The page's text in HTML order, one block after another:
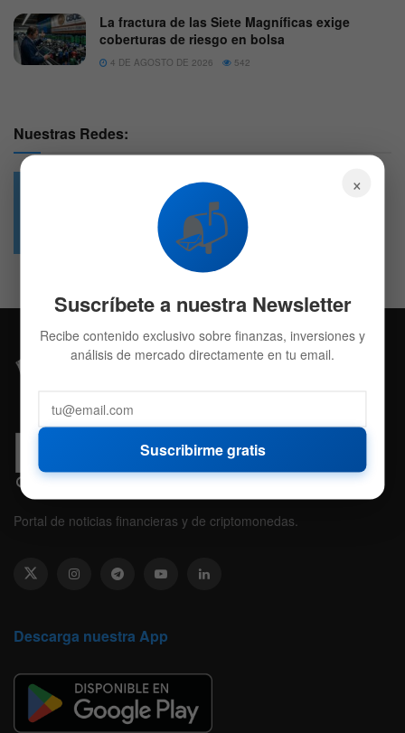
La fractura de las Siete Magníficas exige
coberturas de riesgo en bolsa
4 DE AGOSTO DE 2026 542
Nuestras Redes:
4.7k
Followers
Portal de noticias financieras y de criptomonedas.
Descarga nuestra App
×
📬
Suscríbete a nuestra Newsletter
Recibe contenido exclusivo sobre finanzas, inversiones y
análisis de mercado directamente en tu email.
Suscribirme gratis